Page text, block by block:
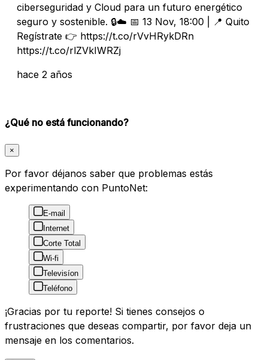
ciberseguridad y Cloud para un futuro energético
seguro y sostenible. 🔒☁️ 📅 13 Nov, 18:00 | 📍 Quito
Regístrate 👉 https://t.co/rVvHRykDRn
https://t.co/rlZVkIWRZj
hace 2 años
¿Qué no está funcionando?
×
Por favor déjanos saber que problemas estás
experimentando con PuntoNet:
E-mail
Internet
Corte Total
Wi-fi
Televisíon
Teléfono
¡Gracias por tu reporte! Si tienes consejos o
frustraciones que deseas compartir, por favor deja un
mensaje en los comentarios.